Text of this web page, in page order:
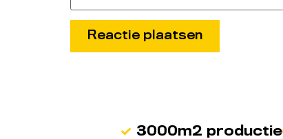
3000m2 productie